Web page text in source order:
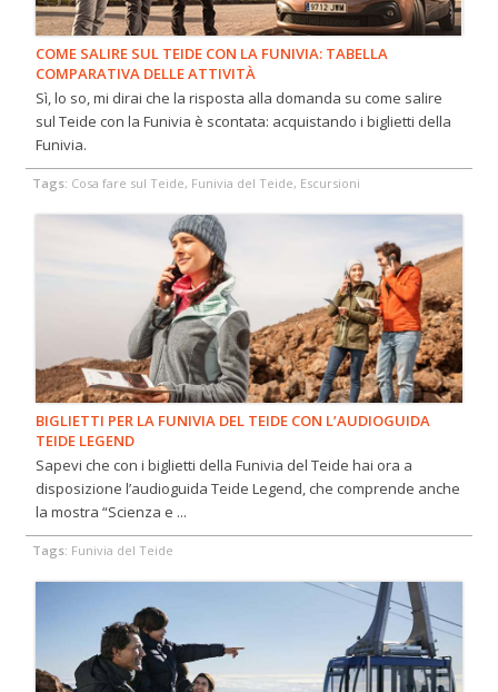
COME SALIRE SUL TEIDE CON LA FUNIVIA: TABELLA
COMPARATIVA DELLE ATTIVITÀ
Sì, lo so, mi dirai che la risposta alla domanda su come salire
sul Teide con la Funivia è scontata: acquistando i biglietti della
Funivia.
Tags: Cosa fare sul Teide, Funivia del Teide, Escursioni
BIGLIETTI PER LA FUNIVIA DEL TEIDE CON L’AUDIOGUIDA
TEIDE LEGEND
Sapevi che con i biglietti della Funivia del Teide hai ora a
disposizione l’audioguida Teide Legend, che comprende anche
la mostra “Scienza e ...
Tags: Funivia del Teide